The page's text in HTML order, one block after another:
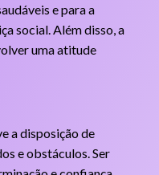
e para a
social. Além disso, a
uma atitude
a disposição de
e obstáculos. Ser